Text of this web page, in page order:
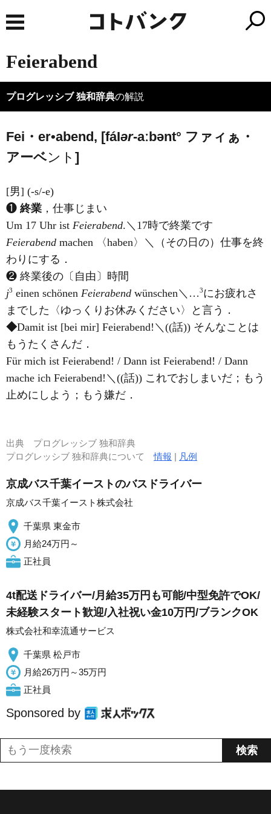
Feierabend
プログレッシブ 独和辞典の解説
Fei・er•abend, [fáIər-aːbənt° ファ ィぁ・
アーベント ]
[男] (-s/-e)
❶ 終業 ，仕事じまい
Um 17 Uhr ist Feierabend.＼17時で終業です
Feierabend machen 〈haben〉＼（その日の）仕事を終
わりにする．
❷ 終業後の〔自由〕時間
j3 einen schönen Feierabend wünschen＼…3にお疲れさ
までした〈ゆっくりお休みください〉と言う．
◆Damit ist [bei mir] Feierabend!＼((話)) そんなことは
もうたくさんだ．
Für mich ist Feierabend! / Dann ist Feierabend! / Dann
mache ich Feierabend!＼((話)) これでおしまいだ；もう
止めにしよう；もう嫌だ．
出典 プログレッシブ 独和辞典
プログレッシブ 独和辞典について情報 | 凡例
京成バス千葉イーストのバスドライバー
京成バス千葉イースト株式会社
千葉県 東金市
月給24万円～
正社員
4t配送ドライバー/月給35万円も可能/中型免許でOK/
未経験スタート歓迎/入社祝い金10万円/ブランクOK
株式会社和幸流通サービス
千葉県 松戸市
月給26万円～35万円
正社員
Sponsored by